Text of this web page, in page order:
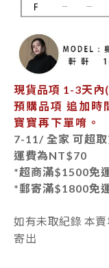
現貨品項 1-3天內
預購品項 追加時
寶寶再下單唷。
7-11/ 全家 可超
運費為NT$70
*超商滿$1500免
*郵寄滿$1800免
如有未取紀錄 本
寄出